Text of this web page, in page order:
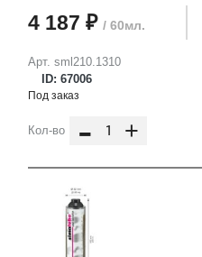
Арт. sml210.1310
ID: 67006
4 187 ₽ / 60мл.
Под заказ
Кол-во - +